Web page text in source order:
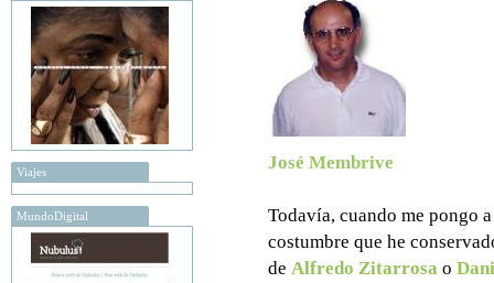
Viajes
MundoDigital
José Membrive
Todavía, cuando me pongo
costumbre que he
de Alfredo Zitarrosa o